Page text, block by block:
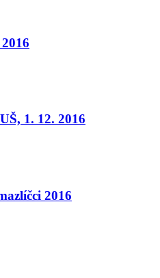
1. 12. 2016
2016